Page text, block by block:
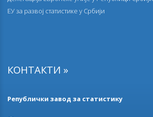
EУ за развој статистике у Србији
КОНТАКТИ »
Републички завод за статистику